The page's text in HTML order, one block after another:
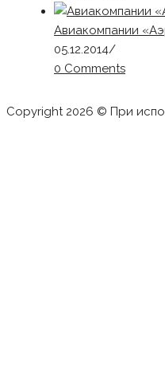
Авиакомпании
05.12.2014/
0 Comments
Copyright 2026 © При